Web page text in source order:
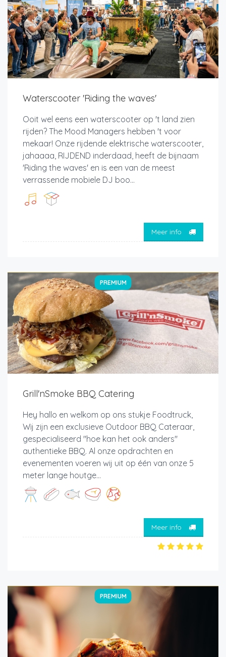
Waterscooter 'Riding the waves'
Ooit wel eens een waterscooter op 't land zien
rijden? The Mood Managers hebben 't voor
mekaar! Onze rijdende elektrische waterscooter,
jahaaaa, RIJDEND inderdaad, heeft de bijnaam
'Riding the waves' en is een van de meest
verrassende mobiele DJ boo...
Meer info
PREMIUM
Grill'nSmoke BBQ Catering
Hey hallo en welkom op ons stukje Foodtruck,
Wij zijn een exclusieve Outdoor BBQ Cateraar,
gespecialiseerd "hoe kan het ook anders"
authentieke BBQ. Al onze opdrachten en
evenementen voeren wij uit op één van onze 5
meter lange houtge...
Meer info
PREMIUM